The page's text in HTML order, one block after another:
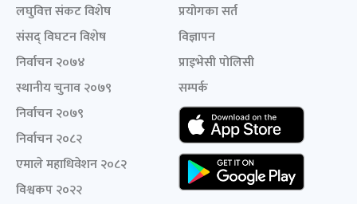
लघुवित्त संकट विशेष
संसद् विघटन विशेष
निर्वाचन २०७४
स्थानीय चुनाव २०७९
निर्वाचन २०७९
निर्वाचन २०८२
एमाले महाधिवेशन २०८२
विश्वकप २०२२
प्रयोगका सर्त
विज्ञापन
प्राइभेसी पोलिसी
सम्पर्क